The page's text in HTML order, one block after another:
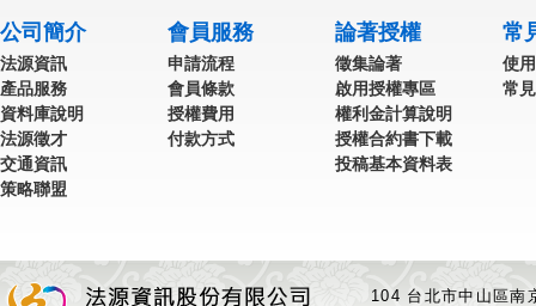
公司簡介
法源資訊
產品服務
資料庫說明
法源徵才
交通資訊
策略聯盟
會員服務
申請流程
會員條款
授權費用
付款方式
論著授權
徵集論著
啟用授權專區
權利金計算說明
授權合約書下載
投稿基本資料表
常
使
常
104 台北市中山區